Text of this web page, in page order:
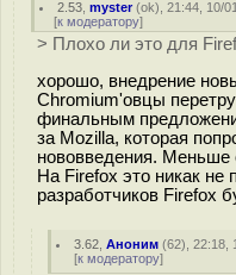
2.53 ,myster(ok), 21:44, 10/
[к модератору]
> Плохо ли это для
хорошо, внедрение
Chromium'овцы
финальным
за Mozilla, которая
нововведения. Меньше
На Firefox это никак не
разработчиков Firefox
3.62 ,Аноним (62), 22:18,
[к модератору]